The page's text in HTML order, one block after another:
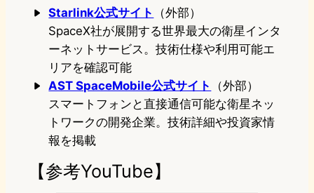
Starlink公式サイト
（外部）
SpaceX社が展開する世界最大の衛星インタ
ーネットサービス。技術仕様や利用可能エ
リアを確認可能
AST SpaceMobile公式サイト
（外部）
スマートフォンと直接通信可能な衛星ネッ
トワークの開発企業。技術詳細や投資家情
報を掲載
【参考YouTube】